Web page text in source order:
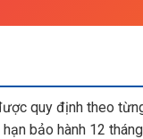
quy định theo
bảo hành 12